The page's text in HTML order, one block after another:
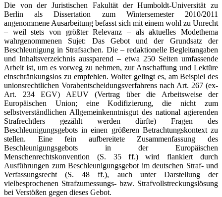
Die von der Juristischen Fakultät der Humboldt-Universität zu
Berlin als Dissertation zum Wintersemester 2010/2011
angenommene Ausarbeitung befasst sich mit einem wohl zu Unrecht
– weil stets von größter Relevanz – als aktuelles Modethema
wahrgenommenen Sujet: Das Gebot und der Grundsatz der
Beschleunigung in Strafsachen. Die – redaktionelle Begleitangaben
und Inhaltsverzeichnis aussparend – etwa 250 Seiten umfassende
Arbeit ist, um es vorweg zu nehmen, zur Anschaffung und Lektüre
einschränkungslos zu empfehlen. Wolter gelingt es, am Beispiel des
unionsrechtlichen Vorabentscheidungsverfahrens nach Art. 267 (ex-
Art. 234 EGV) AEUV (Vertrag über die Arbeitsweise der
Europäischen Union; eine Kodifizierung, die nicht zum
selbstverständlichen Allgemeinkenntnisgut des national agierenden
Strafrechtlers gezählt werden dürfte) Fragen des
Beschleunigungsgebots in einen größeren Betrachtungskontext zu
stellen. Eine fein aufbereitete Zusammenfassung des
Beschleunigungsgebots in der Europäischen
Menschenrechtskonvention (S. 35 ff.) wird flankiert durch
Ausführungen zum Beschleunigungsgebot im deutschen Straf- und
Verfassungsrecht (S. 48 ff.), auch unter Darstellung der
vielbesprochenen Strafzumessungs- bzw. Strafvollstreckungslösung
bei Verstößen gegen dieses Gebot.